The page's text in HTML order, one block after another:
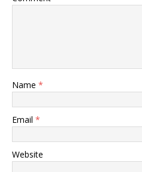
Name *
Email *
Website